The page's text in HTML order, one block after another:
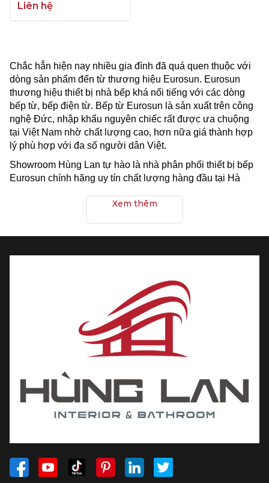
Liên hệ
Chắc hẳn hiện nay nhiều gia đình đã quá quen thuộc với
dòng sản phẩm đến từ thương hiệu Eurosun. Eurosun
thương hiệu thiết bị nhà bếp khá nổi tiếng với các dòng
bếp từ, bếp điện từ. Bếp từ Eurosun là sản xuất trên công
nghệ Đức, nhập khẩu nguyên chiếc rất được ưa chuộng
tại Việt Nam nhờ chất lượng cao, hơn nữa giá thành hợp
lý phù hợp với đa số người dân Việt.
Showroom Hùng Lan tự hào là nhà phân phối thiết bị bếp
Eurosun chính hãng uy tín chất lượng hàng đầu tại Hà
liên hệ ngay showroom Hùng Lan để được tư vấn chi tiết.
Xem thêm